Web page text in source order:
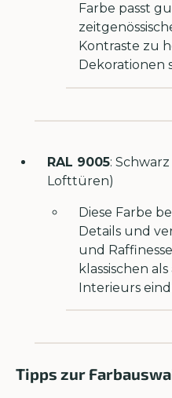
Farbe passt
Kontraste zu
Dekorationen
RAL 9005:
Lofttüren)
Diese Farbe
Details und
und
klassischen
Interieurs
Tipps zur